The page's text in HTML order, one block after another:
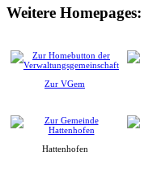
Weitere Homepages:
Zur VGem
Hattenhofen